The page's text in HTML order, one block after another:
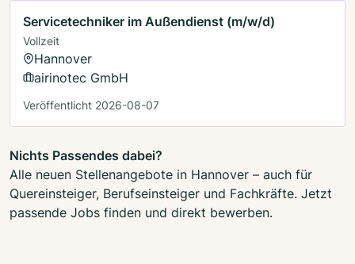
Servicetechniker im Außendienst (m/w/d)
Vollzeit
Hannover
airinotec GmbH
Veröffentlicht 2026-08-07
Nichts Passendes dabei?
Alle neuen Stellenangebote in Hannover – auch für
Quereinsteiger, Berufseinsteiger und Fachkräfte. Jetzt
passende Jobs finden und direkt bewerben.